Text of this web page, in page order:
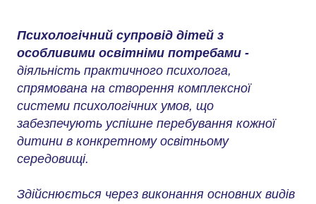
Психологічний супровід дітей з
особливими освітніми потребами -
діяльність практичного психолога,
спрямована на створення комплексної
системи психологічних умов, що
забезпечують успішне перебування кожної
дитини в конкретному освітньому
середовищі.
Здійснюється через виконання основних видів